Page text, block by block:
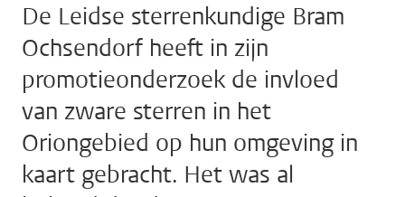
De Leidse sterrenkundige Bram
Ochsendorf heeft in zijn
promotieonderzoek de invloed
van zware sterren in het
Oriongebied op hun omgeving in
kaart gebracht. Het was al